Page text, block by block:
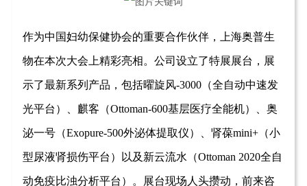
作为中国妇幼保健协会的重要合作伙伴，上海奥普生
物在本次大会上精彩亮相。公司设立了特展展台，展
示了最新系列产品，包括曜旋风-3000（全自动中速发
光平台）、麒客（Ottoman-600基层医疗全能机）、奥
泌一号（Exopure-500外泌体提取仪）、肾葆mini+（小
型尿液肾损伤平台）以及新云流水（Ottoman 2020全自
动免疫比浊分析平台）。展台现场人头攒动，前来咨